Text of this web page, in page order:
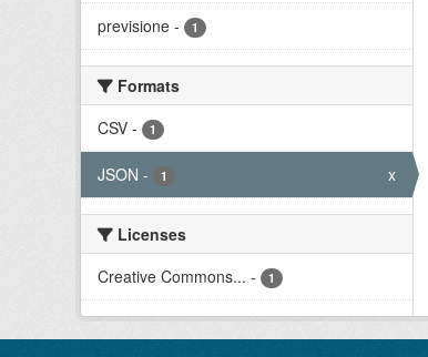
previsione - 1
Formats
CSV - 1
JSON - 1 x
Licenses
Creative Commons... - 1